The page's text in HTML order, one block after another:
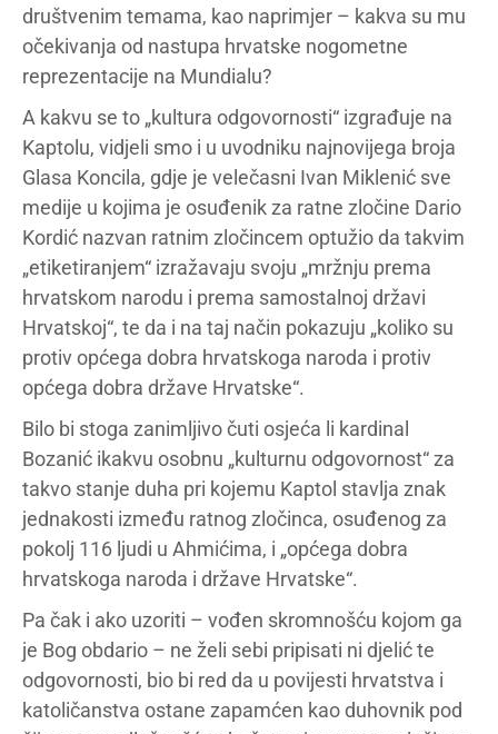
društvenim temama, kao naprimjer – kakva su mu
očekivanja od nastupa hrvatske nogometne
reprezentacije na Mundialu?
A kakvu se to „kultura odgovornosti“ izgrađuje na
Kaptolu, vidjeli smo i u uvodniku najnovijega broja
Glasa Koncila, gdje je velečasni Ivan Miklenić sve
medije u kojima je osuđenik za ratne zločine Dario
Kordić nazvan ratnim zločincem optužio da takvim
„etiketiranjem“ izražavaju svoju „mržnju prema
hrvatskom narodu i prema samostalnoj državi
Hrvatskoj“, te da i na taj način pokazuju „koliko su
protiv općega dobra hrvatskoga naroda i protiv
općega dobra države Hrvatske“.
Bilo bi stoga zanimljivo čuti osjeća li kardinal
Bozanić ikakvu osobnu „kulturnu odgovornost“ za
takvo stanje duha pri kojemu Kaptol stavlja znak
jednakosti između ratnog zločinca, osuđenog za
pokolj 116 ljudi u Ahmićima, i „općega dobra
hrvatskoga naroda i države Hrvatske“.
Pa čak i ako uzoriti – vođen skromnošću kojom ga
je Bog obdario – ne želi sebi pripisati ni djelić te
odgovornosti, bio bi red da u povijesti hrvatstva i
katoličanstva ostane zapamćen kao duhovnik pod